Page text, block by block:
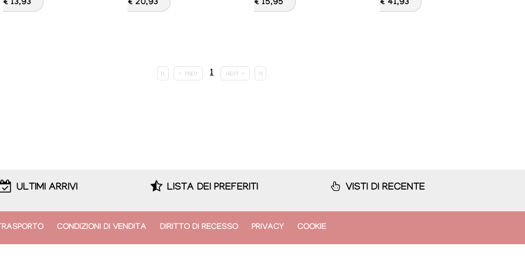
€ 13,93 € 20,93 € 15,95 € 41,93
1
ULTIMI ARRIVI LISTA DEI PREFERITI VISTI DI RECENTE
CONDIZIONI DI VENDITA DIRITTO DI RECESSO PRIVACY COOKIE